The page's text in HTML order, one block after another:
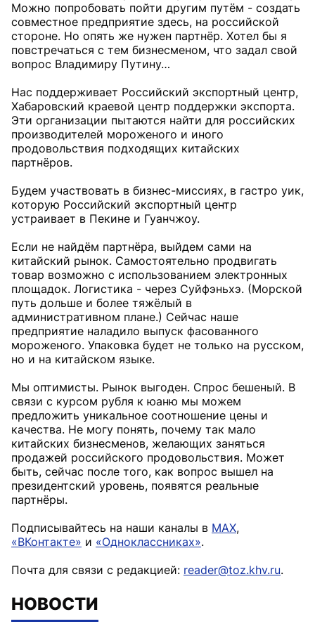
Можно попробовать пойти другим путём - создать
совместное предприятие здесь, на российской
стороне. Но опять же нужен партнёр. Хотел бы я
повстречаться с тем бизнесменом, что задал свой
вопрос Владимиру Путину…
Нас поддерживает Российский экспортный центр,
Хабаровский краевой центр поддержки экспорта.
Эти организации пытаются найти для российских
производителей мороженого и иного
продовольствия подходящих китайских
партнёров.
Будем участвовать в бизнес-миссиях, в гастро уик,
которую Российский экспортный центр
устраивает в Пекине и Гуанчжоу.
Если не найдём партнёра, выйдем сами на
китайский рынок. Самостоятельно продвигать
товар возможно с использованием электронных
площадок. Логистика - через Суйфэньхэ. (Морской
путь дольше и более тяжёлый в
административном плане.) Сейчас наше
предприятие наладило выпуск фасованного
мороженого. Упаковка будет не только на русском,
но и на китайском языке.
Мы оптимисты. Рынок выгоден. Спрос бешеный. В
связи с курсом рубля к юаню мы можем
предложить уникальное соотношение цены и
качества. Не могу понять, почему так мало
китайских бизнесменов, желающих заняться
продажей российского продовольствия. Может
быть, сейчас после того, как вопрос вышел на
президентский уровень, появятся реальные
партнёры.
Подписывайтесь на наши каналы в MAX,
«ВКонтакте» и «Одноклассниках».
Почта для связи с редакцией: reader@toz.khv.ru.
НОВОСТИ